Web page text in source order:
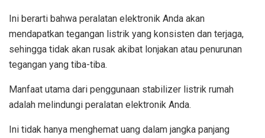
Ini berarti bahwa peralatan elektronik Anda akan
mendapatkan tegangan listrik yang konsisten dan terjaga,
sehingga tidak akan rusak akibat lonjakan atau penurunan
tegangan yang tiba-tiba.
Manfaat utama dari penggunaan stabilizer listrik rumah
adalah melindungi peralatan elektronik Anda.
Ini tidak hanya menghemat uang dalam jangka panjang